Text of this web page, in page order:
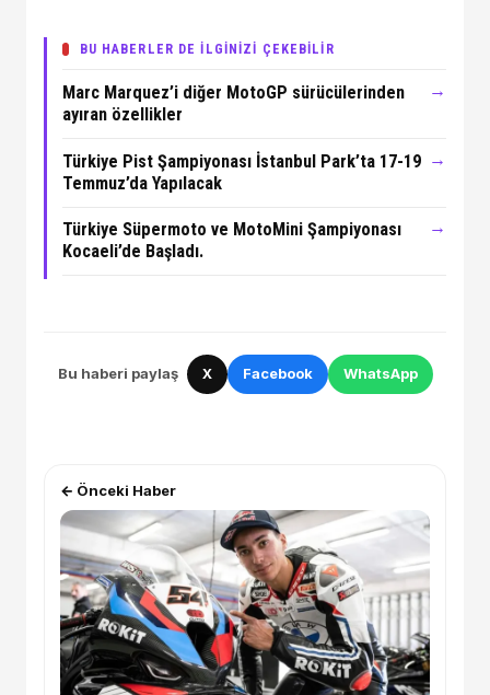
BU HABERLER DE İLGİNİZİ ÇEKEBİLİR
Marc Marquez’i diğer MotoGP sürücülerinden
ayıran özellikler
→
Türkiye Pist Şampiyonası İstanbul Park’ta 17-19
Temmuz’da Yapılacak
→
Türkiye Süpermoto ve MotoMini Şampiyonası
Kocaeli’de Başladı.
→
Bu haberi paylaş X Facebook WhatsApp
← Önceki Haber